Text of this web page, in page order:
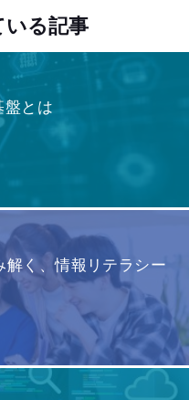
る記事
盤とは
く、情報リテラシー